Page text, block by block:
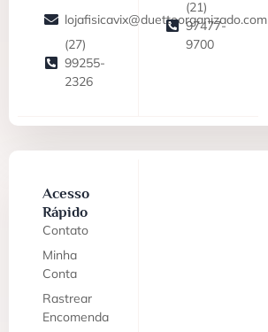
lojafisicavix@duettoorganizado.com
(27)
99255-
2326
(21)
97477-
9700
Acesso
Rápido
Contato
Minha
Conta
Rastrear
Encomenda